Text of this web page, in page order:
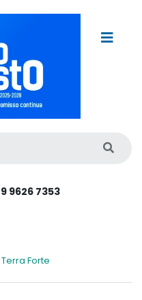
9626 7353
Forte